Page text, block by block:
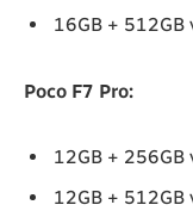
16GB +
Poco F7 Pro:
12GB +
12GB +